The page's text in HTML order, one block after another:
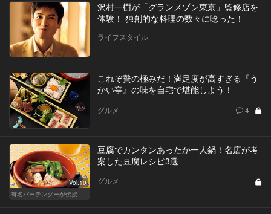
沢村一樹が「グランメゾン東京」監修店を
体験！ 独創的な料理の数々に唸った！
ライフスタイル
これぞ贅の極みだ！満足度が高すぎる『う
かい亭』の味を自宅で堪能しよう！
グルメ 4
Vol.10
有名バーテンダーが伝授する簡単つまみレシピ
豆腐でカンタンあったか一人鍋！名店が考
案した豆腐レシピ3選
グルメ